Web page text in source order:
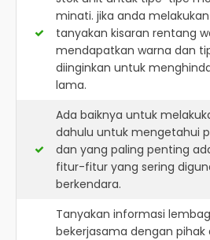
minati. jika anda
tanyakan kisaran rentang
mendapatkan warna dan
diinginkan untuk
lama.
Ada baiknya untuk
dahulu untuk mengetahui
dan yang paling penting
fitur-fitur yang sering
berkendara.
Tanyakan informasi
bekerjasama dengan